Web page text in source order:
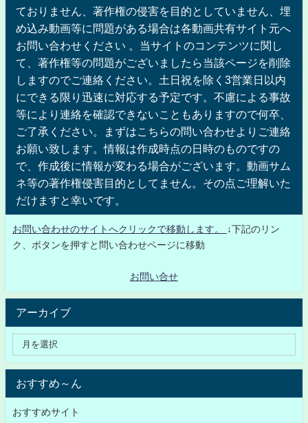
ておりません、著作権の侵害を目的としていません、埋
め込み動画等に問題がある場合は各動画共有サイト元へ
お問い合わせください 。当サイトのコンテンツに関し
て、著作権等の問題がございましたら当該ページを削除
しますのでご連絡ください。土日祝を除く3営業日以内
にできる限り迅速に対応する予定です。不慮による事故
等により連絡を確認できないこともありますので何卒、
ご了承ください。まずはこちらの問い合わせよりご連絡
お願い致します。情報は作成時点の日時のものですの
で、作成後に情報が変わる場合がございます。動画サム
ネ等の著作権侵害目的としてません。その点ご理解いた
だけますと幸いです。
お問い合わせのサイトへクリックで移動します。
↓下記のリン
ク、ボタンを押すと問い合わせページに移動
お問い合せ
アーカイブ
おすすめ～ん
おすすめサイト